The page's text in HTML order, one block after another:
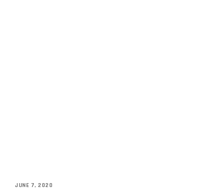
JUNE 7, 2020